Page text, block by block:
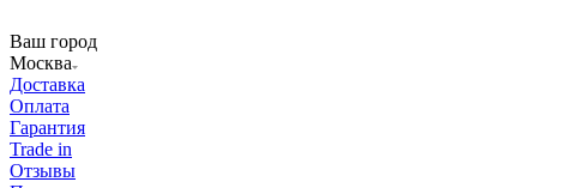
Ваш город
Москва
Доставка
Оплата
Гарантия
Trade in
Отзывы